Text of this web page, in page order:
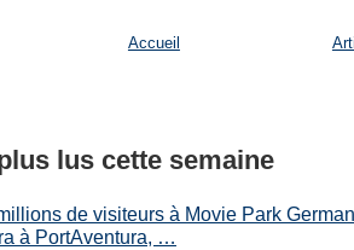
Accueil
lus cette semaine
de visiteurs à Movie Park
à PortAventura, …